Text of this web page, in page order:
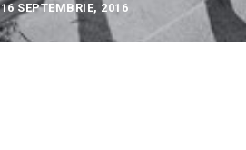
SEPTEMBRIE, 2016